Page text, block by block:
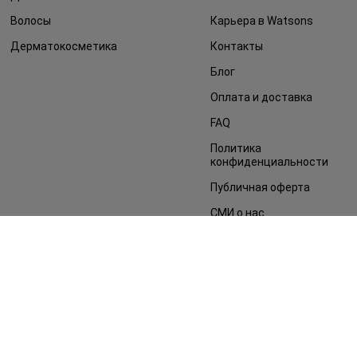
Волосы
Дерматокосметика
Карьера в Watsons
Контакты
Блог
Оплата и доставка
FAQ
Политика
конфиденциальности
Публичная оферта
СМИ о нас